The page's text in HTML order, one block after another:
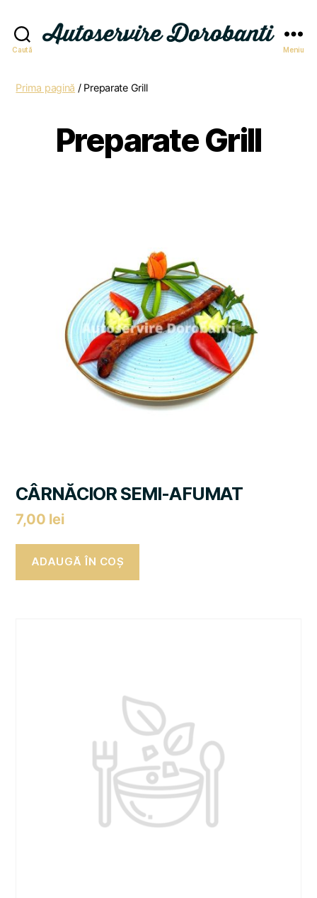
Caută Meniu
Prima pagină / Preparate Grill
Preparate Grill
CÂRNĂCIOR SEMI-AFUMAT
7,00 lei
ADAUGĂ ÎN COȘ